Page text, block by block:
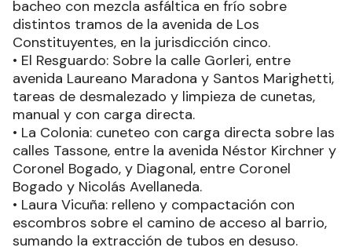
bacheo con mezcla asfáltica en frío sobre
distintos tramos de la avenida de Los
Constituyentes, en la jurisdicción cinco.
• El Resguardo: Sobre la calle Gorleri, entre
avenida Laureano Maradona y Santos Marighetti,
tareas de desmalezado y limpieza de cunetas,
manual y con carga directa.
• La Colonia: cuneteo con carga directa sobre las
calles Tassone, entre la avenida Néstor Kirchner y
Coronel Bogado, y Diagonal, entre Coronel
Bogado y Nicolás Avellaneda.
• Laura Vicuña: relleno y compactación con
escombros sobre el camino de acceso al barrio,
sumando la extracción de tubos en desuso.